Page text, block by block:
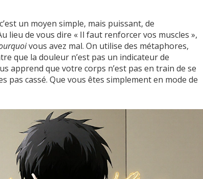
un moyen simple, mais puissant, de
lieu de vous dire « Il faut renforcer vos muscles »,
vous avez mal. On utilise des métaphores,
que la douleur n’est pas un indicateur de
apprend que votre corps n’est pas en train de se
pas cassé. Que vous êtes simplement en mode de